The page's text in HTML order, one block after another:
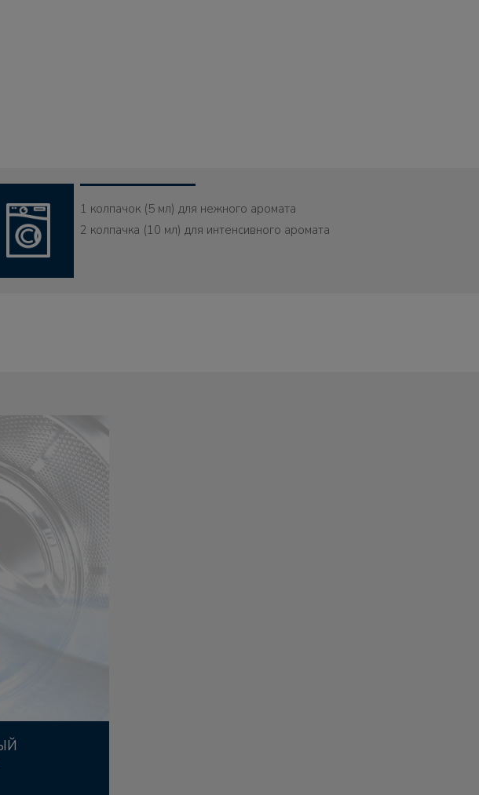
1 колпачок (5 мл) для нежного аромата
2 колпачка (10 мл) для интенсивного аромата